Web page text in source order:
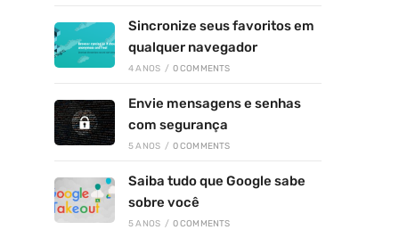
Sincronize seus favoritos em
qualquer navegador
4 ANOS / 0 COMMENTS
Envie mensagens e senhas
com segurança
5 ANOS / 0 COMMENTS
Saiba tudo que Google sabe
sobre você
5 ANOS / 0 COMMENTS